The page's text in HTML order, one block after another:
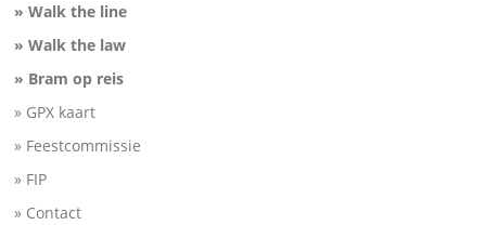
» Walk the line
» Walk the law
» Bram op reis
» GPX kaart
» Feestcommissie
» FIP
» Contact